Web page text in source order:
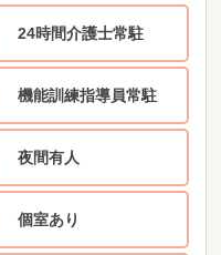
24時間介護士常駐
機能訓練指導員常駐
夜間有人
個室あり